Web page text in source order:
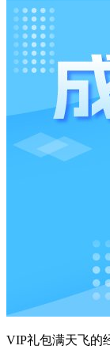
VIP礼包满天飞的